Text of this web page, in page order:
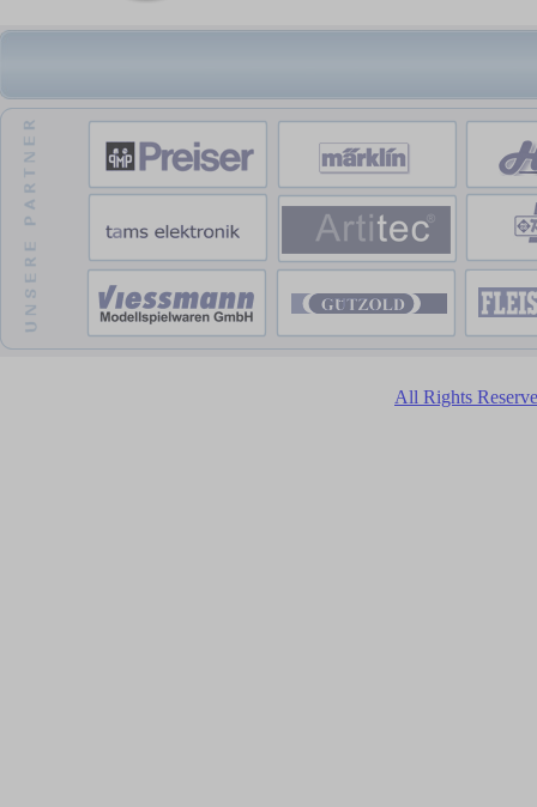
All Rights